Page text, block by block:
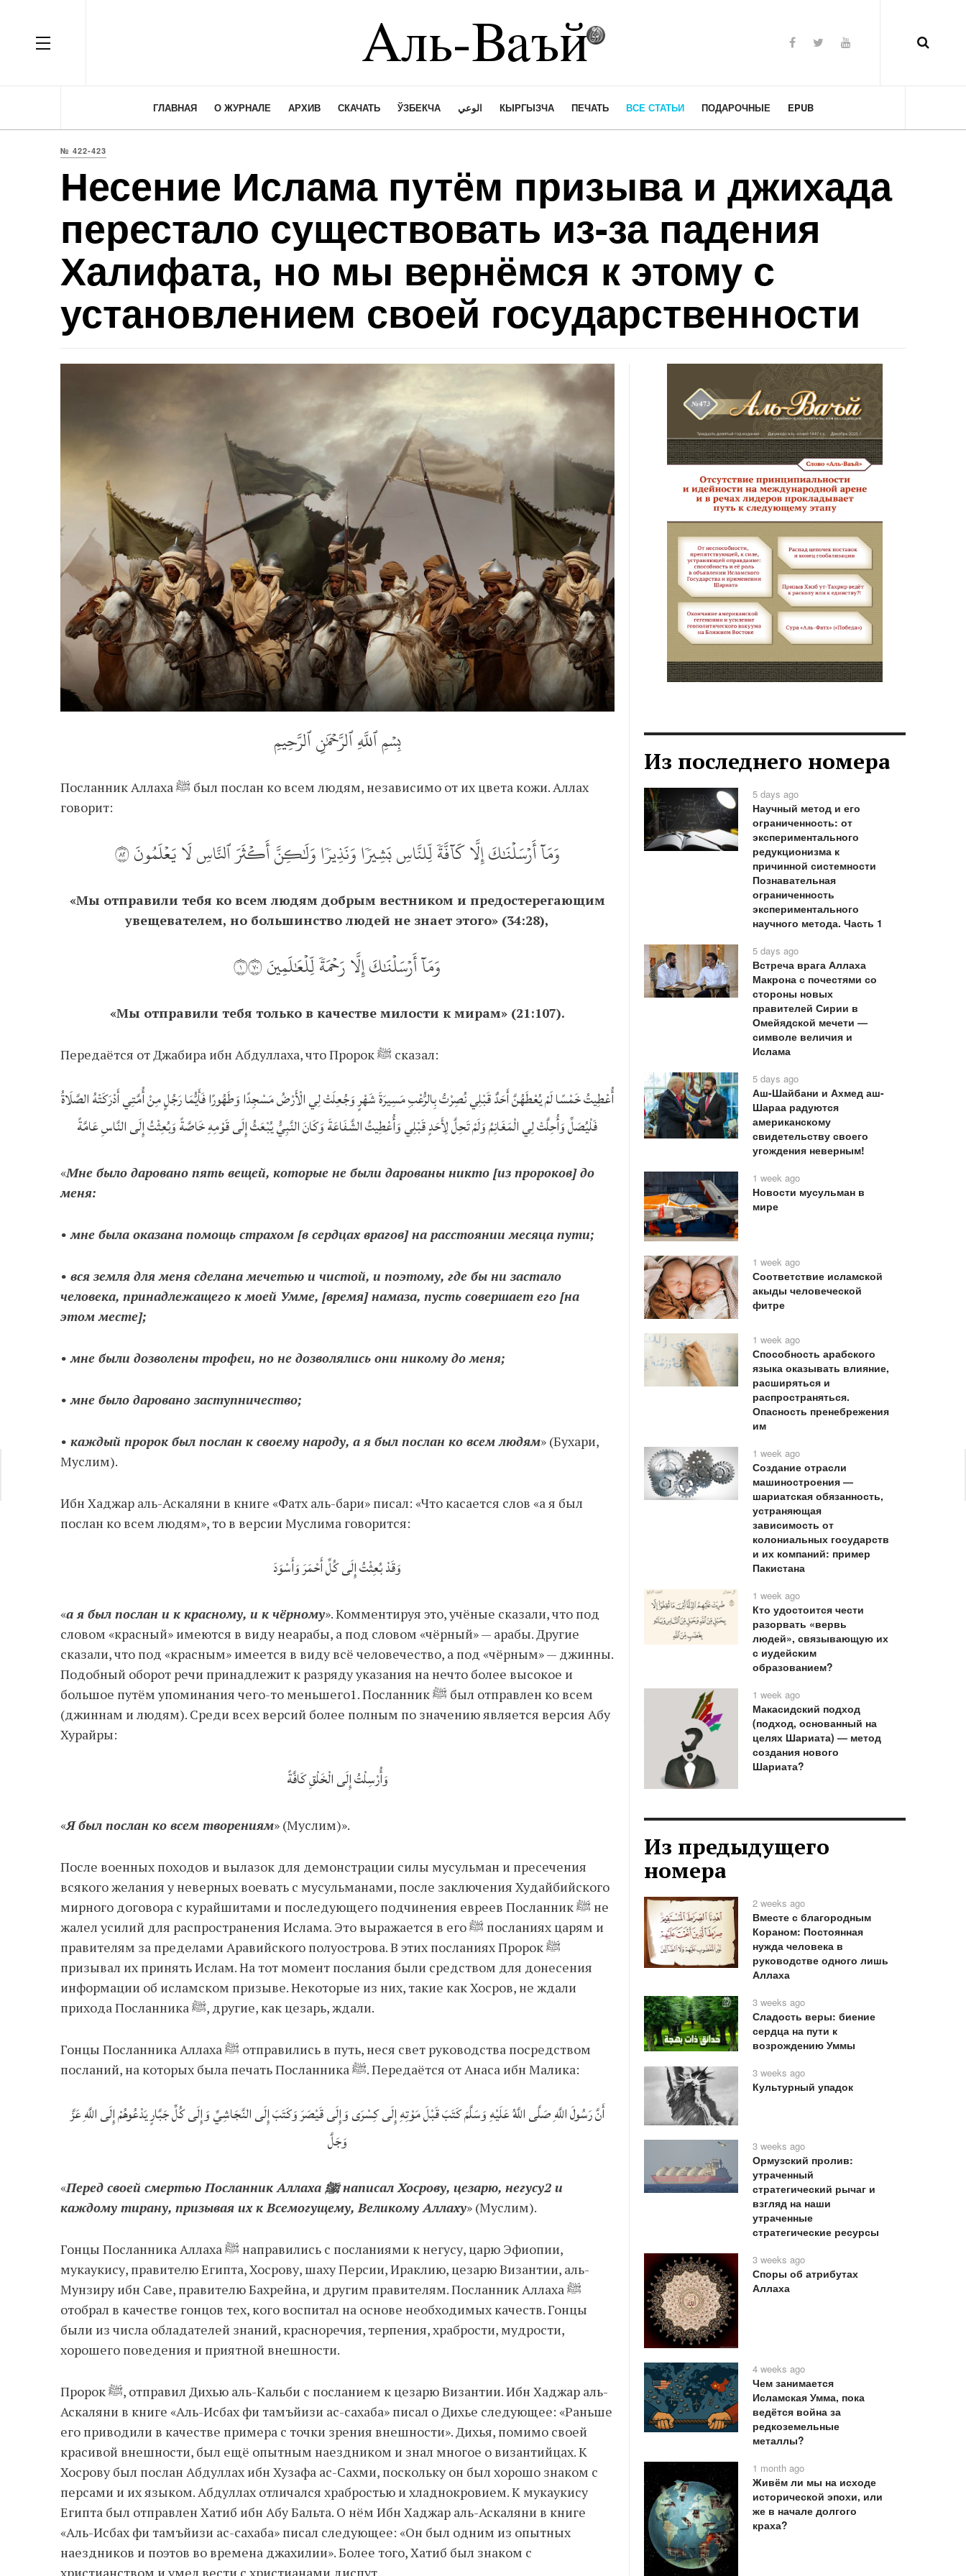
OFF CANVAS
ГЛАВНАЯ О ЖУРНАЛЕ АРХИВ СКАЧАТЬ ЎЗБЕКЧА الوعي КЫРГЫЗЧА ПЕЧАТЬ ВСЕ СТАТЬИ ПОДАРОЧНЫЕ EPUB
№ 422-423
Несение Ислама путём призыва и джихада
перестало существовать из-за падения
Халифата, но мы вернёмся к этому с
установлением своей государственности
بِسۡمِ ٱللَّهِ ٱلرَّحۡمَٰنِ ٱلرَّحِيمِ
Посланник Аллаха ﷺ был послан ко всем людям, независимо от их цвета кожи. Аллах
говорит:
وَمَآ أَرۡسَلۡنَٰكَ إِلَّا كَآفَّةٗ لِّلنَّاسِ بَشِيرٗا وَنَذِيرٗا وَلَٰكِنَّ أَكۡثَرَ ٱلنَّاسِ لَا يَعۡلَمُونَ ٢٨
«Мы отправили тебя ко всем людям добрым вестником и предостерегающим
увещевателем, но большинство людей не знает этого» (34:28),
وَمَآ أَرۡسَلۡنَٰكَ إِلَّا رَحۡمَةٗ لِّلۡعَٰلَمِينَ ١٠٧
«Мы отправили тебя только в качестве милости к мирам» (21:107).
Передаётся от Джабира ибн Абдуллаха, что Пророк ﷺ сказал:
أُعْطِيتُ خَمْسًا لَمْ يُعْطَهُنَّ أَحَدٌ قَبْلِي نُصِرْتُ بِالرُّعْبِ مَسِيرَةَ شَهْرٍ وَجُعِلَتْ لِي الْأَرْضُ مَسْجِدًا وَطَهُورًا فَأَيُّمَا رَجُلٍ مِنْ أُمَّتِي أَدْرَكَتْهُ الصَّلَاةُ
فَلْيُصَلِّ وَأُحِلَّتْ لِي الْمَغَانِمُ وَلَمْ تَحِلَّ لِأَحَدٍ قَبْلِي وَأُعْطِيتُ الشَّفَاعَةَ وَكَانَ النَّبِيُّ يُبْعَثُ إِلَى قَوْمِهِ خَاصَّةً وَبُعِثْتُ إِلَى النَّاسِ عَامَّةً
«Мне было даровано пять вещей, которые не были дарованы никто [из пророков] до
меня:
• мне была оказана помощь страхом [в сердцах врагов] на расстоянии месяца пути;
• вся земля для меня сделана мечетью и чистой, и поэтому, где бы ни застало
человека, принадлежащего к моей Умме, [время] намаза, пусть совершает его [на
этом месте];
• мне были дозволены трофеи, но не дозволялись они никому до меня;
• мне было даровано заступничество;
• каждый пророк был послан к своему народу, а я был послан ко всем людям» (Бухари,
Муслим).
Ибн Хаджар аль-Аскаляни в книге «Фатх аль-бари» писал: «Что касается слов «а я был
послан ко всем людям», то в версии Муслима говорится:
وَقَدْ بُعِثْتُ إِلَى كُلِّ أَحْمَرَ وَأَسْوَدَ
«а я был послан и к красному, и к чёрному». Комментируя это, учёные сказали, что под
словом «красный» имеются в виду неарабы, а под словом «чёрный» — арабы. Другие
сказали, что под «красным» имеется в виду всё человечество, а под «чёрным» — джинны.
Подобный оборот речи принадлежит к разряду указания на нечто более высокое и
большое путём упоминания чего-то меньшего1. Посланник ﷺ был отправлен ко всем
(джиннам и людям). Среди всех версий более полным по значению является версия Абу
Хурайры:
وَأُرْسِلْتُ إِلَى الْخَلْقِ كَافَّةً
«Я был послан ко всем творениям» (Муслим)».
После военных походов и вылазок для демонстрации силы мусульман и пресечения
всякого желания у неверных воевать с мусульманами, после заключения Худайбийского
мирного договора с курайшитами и последующего подчинения евреев Посланник ﷺ не
жалел усилий для распространения Ислама. Это выражается в его ﷺ посланиях царям и
правителям за пределами Аравийского полуострова. В этих посланиях Пророк ﷺ
призывал их принять Ислам. На тот момент послания были средством для донесения
информации об исламском призыве. Некоторые из них, такие как Хосров, не ждали
прихода Посланника ﷺ, другие, как цезарь, ждали.
Гонцы Посланника Аллаха ﷺ отправились в путь, неся свет руководства посредством
посланий, на которых была печать Посланника ﷺ. Передаётся от Анаса ибн Малика:
أَنَّ رَسُولَ اللَّهِ صَلَّى اللَّهُ عَلَيْهِ وَسَلَّمَ كَتَبَ قَبْلَ مَوْتِهِ إِلَى كِسْرَى وَإِلَى قَيْصَرَ وَكَتَبَ إِلَى النَّجَاشِيِّ وَإِلَى كُلِّ جَبَّارٍ يَدْعُوهُمْ إِلَى اللَّهِ عَزَّ
وَجَلَّ
«Перед своей смертью Посланник Аллаха ﷺ написал Хосрову, цезарю, негусу2 и
каждому тирану, призывая их к Всемогущему, Великому Аллаху» (Муслим).
Гонцы Посланника Аллаха ﷺ направились с посланиями к негусу, царю Эфиопии,
мукаукису, правителю Египта, Хосрову, шаху Персии, Ираклию, цезарю Византии, аль-
Мунзиру ибн Саве, правителю Бахрейна, и другим правителям. Посланник Аллаха ﷺ
отобрал в качестве гонцов тех, кого воспитал на основе необходимых качеств. Гонцы
были из числа обладателей знаний, красноречия, терпения, храбрости, мудрости,
хорошего поведения и приятной внешности.
Пророк ﷺ, отправил Дихью аль-Кальби с посланием к цезарю Византии. Ибн Хаджар аль-
Аскаляни в книге «Аль-Исбах фи тамъйизи ас-сахаба» писал о Дихье следующее: «Раньше
его приводили в качестве примера с точки зрения внешности». Дихья, помимо своей
красивой внешности, был ещё опытным наездником и знал многое о византийцах. К
Хосрову был послан Абдуллах ибн Хузафа ас-Сахми, поскольку он был хорошо знаком с
персами и их языком. Абдуллах отличался храбростью и хладнокровием. К мукаукису
Египта был отправлен Хатиб ибн Абу Бальта. О нём Ибн Хаджар аль-Аскаляни в книге
«Аль-Исбах фи тамъйизи ас-сахаба» писал следующее: «Он был одним из опытных
наездников и поэтов во времена джахилии». Более того, Хатиб был знаком с
христианством и умел вести с христианами диспут.
Из последнего номера
5 days ago
Научный метод и его
ограниченность: от
экспериментального
редукционизма к
причинной системности
Познавательная
ограниченность
экспериментального
научного метода. Часть 1
5 days ago
Встреча врага Аллаха
Макрона с почестями со
стороны новых
правителей Сирии в
Омейядской мечети —
символе величия и
Ислама
5 days ago
Аш-Шайбани и Ахмед аш-
Шараа радуются
американскому
свидетельству своего
угождения неверным!
1 week ago
Новости мусульман в
мире
1 week ago
Соответствие исламской
акыды человеческой
фитре
1 week ago
Способность арабского
языка оказывать влияние,
расширяться и
распространяться.
Опасность пренебрежения
им
1 week ago
Создание отрасли
машиностроения —
шариатская обязанность,
устраняющая
зависимость от
колониальных государств
и их компаний: пример
Пакистана
1 week ago
Кто удостоится чести
разорвать «вервь
людей», связывающую их
с иудейским
образованием?
1 week ago
Макасидский подход
(подход, основанный на
целях Шариата) — метод
создания нового
Шариата?
Из предыдущего
номера
2 weeks ago
Вместе с благородным
Кораном: Постоянная
нужда человека в
руководстве одного лишь
Аллаха
3 weeks ago
Сладость веры: биение
сердца на пути к
возрождению Уммы
3 weeks ago
Культурный упадок
3 weeks ago
Ормузский пролив:
утраченный
стратегический рычаг и
взгляд на наши
утраченные
стратегические ресурсы
3 weeks ago
Споры об атрибутах
Аллаха
4 weeks ago
Чем занимается
Исламская Умма, пока
ведётся война за
редкоземельные
металлы?
1 month ago
Живём ли мы на исходе
исторической эпохи, или
же в начале долгого
краха?